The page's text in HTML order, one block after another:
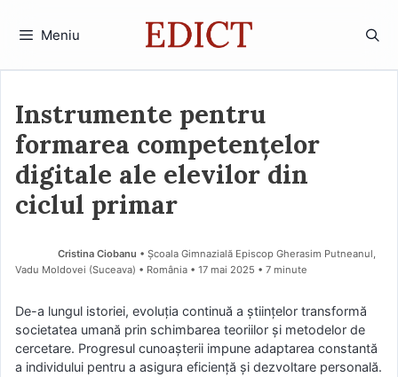
Meniu
Instrumente pentru
formarea competențelor
digitale ale elevilor din
ciclul primar
Cristina Ciobanu • Școala Gimnazială Episcop Gherasim Putneanul,
Vadu Moldovei (Suceava) • România
17 mai 2025 • 7 minute
De-a lungul istoriei, evoluția continuă a științelor transformă
societatea umană prin schimbarea teoriilor și metodelor de
cercetare. Progresul cunoașterii impune adaptarea constantă
a individului pentru a asigura eficiență și dezvoltare personală.